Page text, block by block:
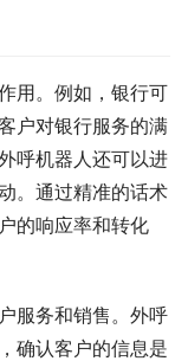
用。例如，银行可
户对银行服务的满
呼机器人还可以进
。通过精准的话术
的响应率和转化
服务和销售。外呼
确认客户的信息是